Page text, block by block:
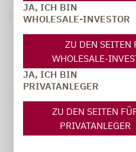
JA, ICH BIN
WHOLESALE-INVESTOR
ZU DEN SEITEN
WHOLESALE-
JA, ICH BIN
PRIVATANLEGER
ZU DEN SEITEN
PRIVATANLEGER
08. August 2025 06.
Jährliche